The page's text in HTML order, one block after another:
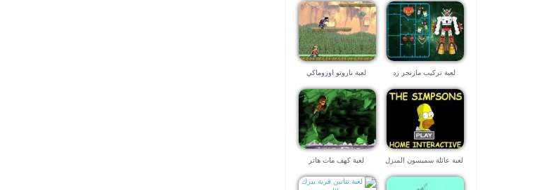
لعبة تركيب مازنجر زد لعبة ناروتو اوزوماكي
لعبة عائلة سمبسون المنزل
لعبة كهف مات هاتر